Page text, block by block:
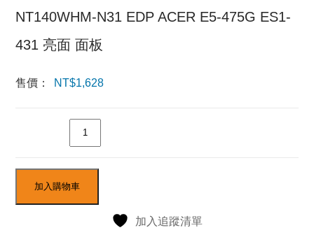
NT140WHM-N31 EDP ACER E5-475G ES1-
431 亮面 面板
售價： NT$1,628
加入購物車
加入追蹤清單